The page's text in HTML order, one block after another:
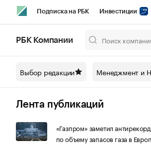
Подписка на РБК Инвестиции
Спецпроекты СПб Конференции
Технологии и медиа
РБК Компании
Выбор редакции Менеджмент и
Лента публикаций
«Газпром» заметил антирекорд
по объему запасов газа в